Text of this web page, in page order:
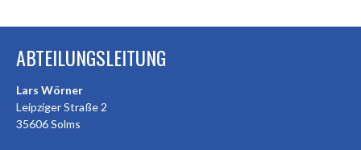
ABTEILUNGSLEITUNG
Lars Wörner
Leipziger Straße 2
35606 Solms